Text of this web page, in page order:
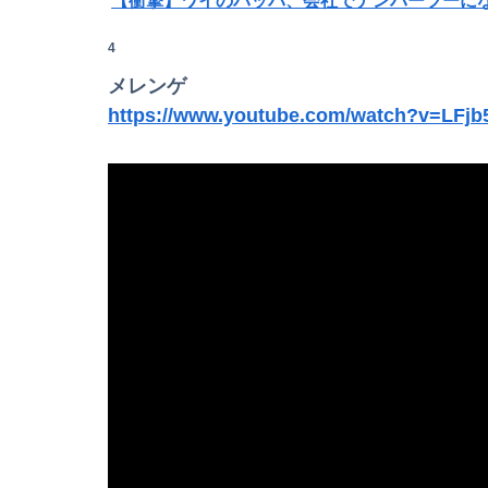
転校生と仲良くなってその子の家に遊びに行っ
【画像】JKダンス部、部員の８割が巨乳のムホ
4
メレンゲ
https://www.youtube.com/